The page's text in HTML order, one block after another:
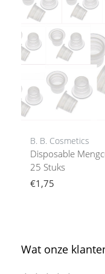
B. B. Cosmetics
Disposable
25 Stuks
€1,75
Wat onze